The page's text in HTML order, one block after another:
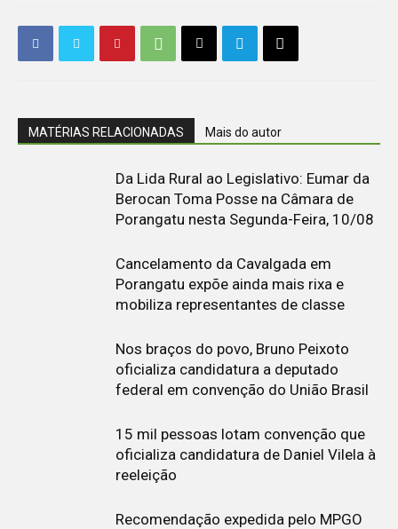
MATÉRIAS RELACIONADAS Mais do autor
Da Lida Rural ao Legislativo: Eumar da
Berocan Toma Posse na Câmara de
Porangatu nesta Segunda-Feira, 10/08
Cancelamento da Cavalgada em
Porangatu expõe ainda mais rixa e
mobiliza representantes de classe
Nos braços do povo, Bruno Peixoto
oficializa candidatura a deputado
federal em convenção do União Brasil
15 mil pessoas lotam convenção que
oficializa candidatura de Daniel Vilela à
reeleição
Recomendação expedida pelo MPGO